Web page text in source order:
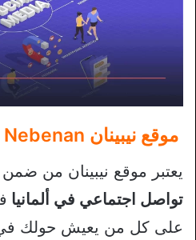
موقع نيبينان Nebenan
يعتبر موقع نيبينان من ضمن
تواصل اجتماعي في ألمانيا
على كل من يعيش حولك